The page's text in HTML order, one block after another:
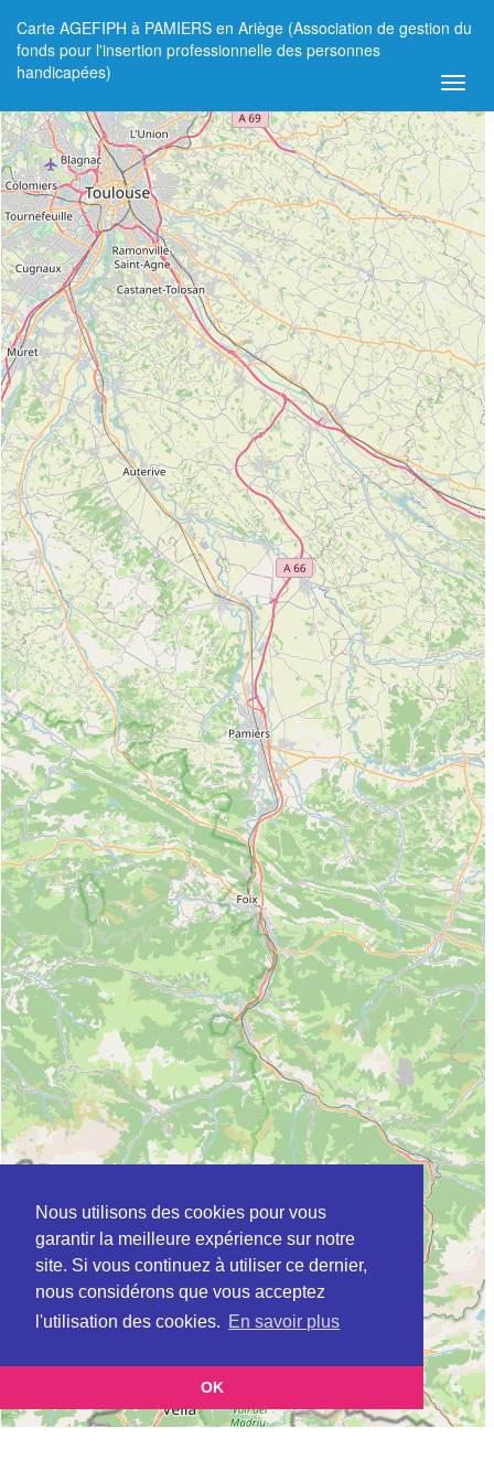
Nous utilisons des cookies pour vous
garantir la meilleure expérience sur notre
site. Si vous continuez à utiliser ce dernier,
nous considérons que vous acceptez
l'utilisation des cookies. En savoir plus
OK
Carte AGEFIPH à PAMIERS en Ariège (Association de gestion du
fonds pour l'insertion professionnelle des personnes
handicapées)
+
−